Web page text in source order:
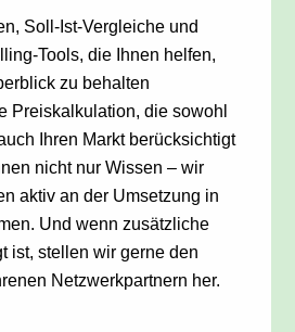
Soll-Ist-Vergleiche und
Tools, die Ihnen helfen,
zu behalten
Preiskalkulation, die sowohl
Ihren Markt berücksichtigt
nicht nur Wissen – wir
aktiv an der Umsetzung in
Und wenn zusätzliche
ist, stellen wir gerne den
Netzwerkpartnern her.